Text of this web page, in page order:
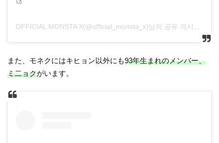
OFFICIAL MONSTA X(@official_monsta_x)님의 공유 게시물
また、モネクにはキヒョン以外にも93年生まれのメンバー、
ミ二ョクがいます。